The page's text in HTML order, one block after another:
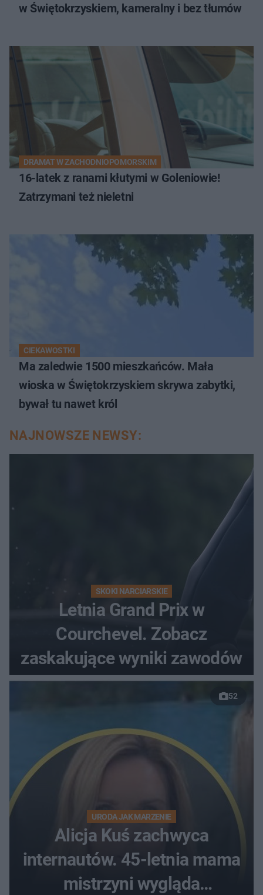
w Świętokrzyskiem, kameralny i bez tłumów
DRAMAT W ZACHODNIOPOMORSKIM
16-latek z ranami kłutymi w Goleniowie!
Zatrzymani też nieletni
CIEKAWOSTKI
Ma zaledwie 1500 mieszkańców. Mała
wioska w Świętokrzyskiem skrywa zabytki,
bywał tu nawet król
NAJNOWSZE NEWSY:
SKOKI NARCIARSKIE
Letnia Grand Prix w
Courchevel. Zobacz
zaskakujące wyniki zawodów
52
URODA JAK MARZENIE
Alicja Kuś zachwyca
internautów. 45-letnia mama
mistrzyni wygląda